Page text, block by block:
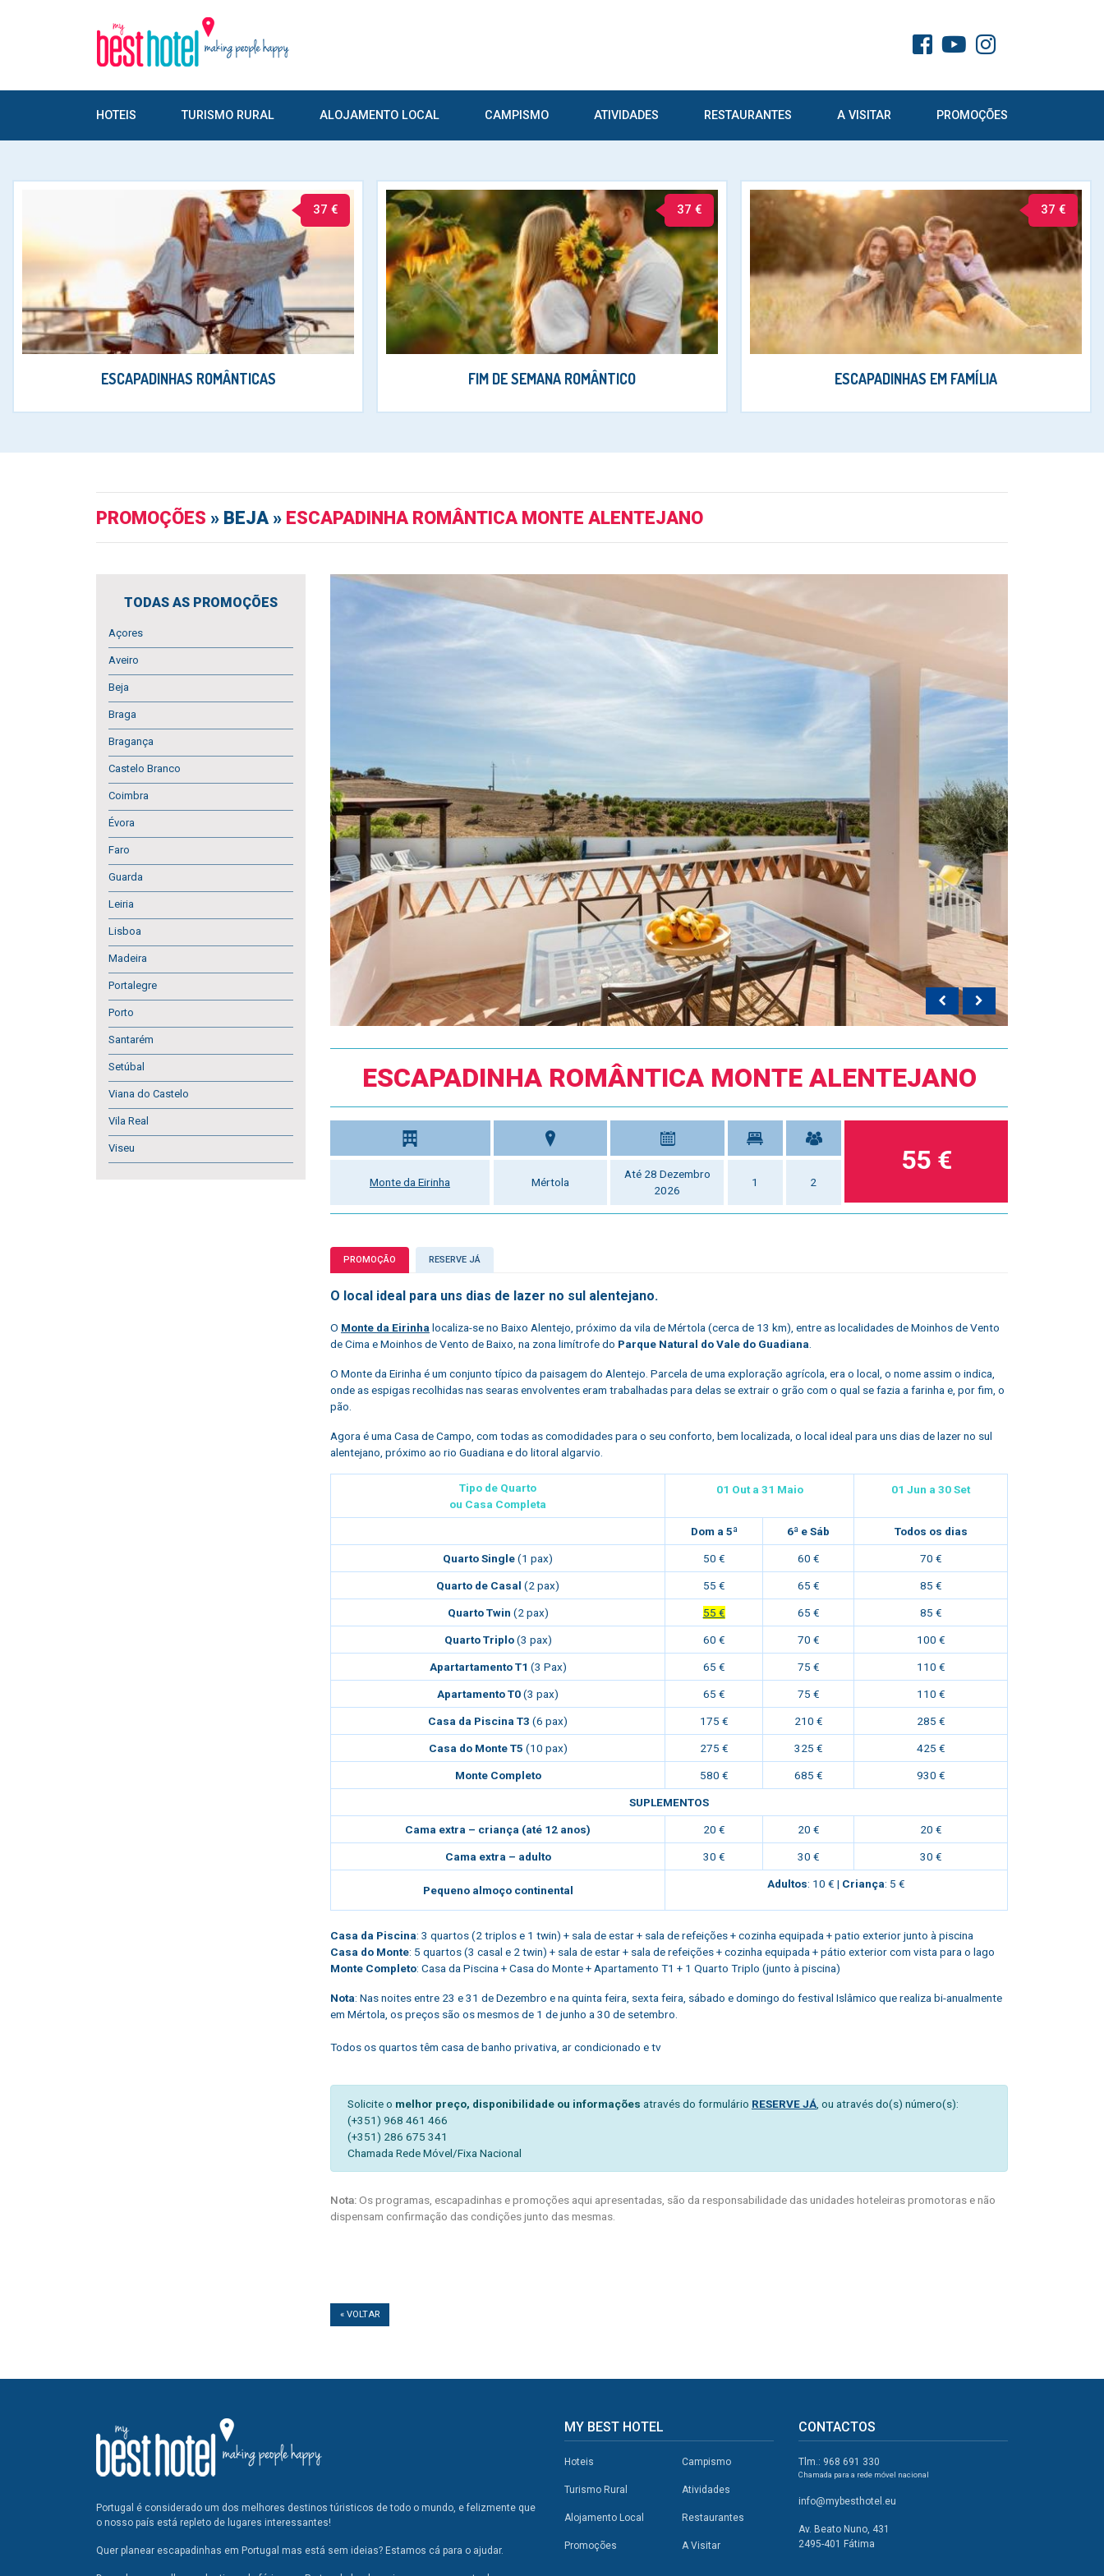
HOTEIS TURISMO RURAL ALOJAMENTO LOCAL CAMPISMO ATIVIDADES RESTAURANTES A VISITAR PROMOÇÕES
37 €
ESCAPADINHAS ROMÂNTICAS
37 €
FIM DE SEMANA ROMÂNTICO
37 €
ESCAPADINHAS EM FAMÍLIA
PROMOÇÕES » BEJA » ESCAPADINHA ROMÂNTICA MONTE ALENTEJANO
TODAS AS PROMOÇÕES
Açores
Aveiro
Beja
Braga
Bragança
Castelo Branco
Coimbra
Évora
Faro
Guarda
Leiria
Lisboa
Madeira
Portalegre
Porto
Santarém
Setúbal
Viana do Castelo
Vila Real
Viseu
ESCAPADINHA ROMÂNTICA MONTE ALENTEJANO
Monte da Eirinha Mértola
Até 28 Dezembro
2026
1 2
55 €
PROMOÇÃO RESERVE JÁ
O local ideal para uns dias de lazer no sul alentejano.
O Monte da Eirinha localiza-se no Baixo Alentejo, próximo da vila de Mértola (cerca de 13 km), entre as localidades de Moinhos de Vento
de Cima e Moinhos de Vento de Baixo, na zona limítrofe do Parque Natural do Vale do Guadiana.
O Monte da Eirinha é um conjunto típico da paisagem do Alentejo. Parcela de uma exploração agrícola, era o local, o nome assim o indica,
onde as espigas recolhidas nas searas envolventes eram trabalhadas para delas se extrair o grão com o qual se fazia a farinha e, por fim, o
pão.
Agora é uma Casa de Campo, com todas as comodidades para o seu conforto, bem localizada, o local ideal para uns dias de lazer no sul
alentejano, próximo ao rio Guadiana e do litoral algarvio.
Tipo de Quarto
ou Casa Completa
01 Out a 31 Maio 01 Jun a 30Set
Dom a 5ª 6ª e Sáb Todos os dias
Quarto Single(1 pax) 50 € 60 € 70 €
Quarto de Casal (2 pax) 55 € 65 € 85 €
Quarto Twin (2 pax) 55 € 65 € 85 €
Quarto Triplo(3 pax) 60 € 70 € 100 €
Apartartamento T1 (3 Pax) 65 € 75 € 110 €
Apartamento T0(3 pax) 65 € 75 € 110 €
Casa da Piscina T3 (6 pax) 175 € 210 € 285 €
Casa do Monte T5 (10 pax) 275 € 325 € 425 €
Monte Completo 580 € 685 € 930 €
SUPLEMENTOS
Cama extra – criança (até 12 anos) 20 € 20 € 20 €
Cama extra – adulto 30 € 30 € 30 €
Pequeno almoço continental Adultos: 10 € | Criança: 5 €
Casa da Piscina: 3 quartos (2 triplos e 1 twin) + sala de estar + sala de refeições + cozinha equipada + patio exterior junto à piscina
Casa do Monte: 5 quartos (3 casal e 2 twin) + sala de estar + sala de refeições + cozinha equipada + pátio exterior com vista para o lago
Monte Completo: Casa da Piscina + Casa do Monte + Apartamento T1 + 1 Quarto Triplo (junto à piscina)
Nota: Nas noites entre 23 e 31 de Dezembro e na quinta feira, sexta feira, sábado e domingo do festival Islâmico que realiza bi-anualmente
em Mértola, os preços são os mesmos de 1 de junho a 30 de setembro.
Todos os quartos têm casa de banho privativa, ar condicionado e tv
Solicite o melhor preço, disponibilidade ou informações através do formulário RESERVE JÁ, ou através do(s) número(s):
(+351) 968 461 466
(+351) 286 675 341
Chamada Rede Móvel/Fixa Nacional
Nota:Os programas, escapadinhas e promoções aqui apresentadas, são da responsabilidade das unidades hoteleiras promotoras e não
dispensam confirmação das condições junto das mesmas.
« VOLTAR
Portugal é considerado um dos melhores destinos túristicos de todo o mundo, e felizmente que
o nosso país está repleto de lugares interessantes!
Quer planear escapadinhas em Portugal mas está sem ideias? Estamos cá para o ajudar.
MY BEST HOTEL
Hoteis
Turismo Rural
Alojamento Local
Promoções
Campismo
Atividades
Restaurantes
A Visitar
CONTACTOS
Tlm.: 968 691 330
Chamada para a rede móvel nacional
info@mybesthotel.eu
Av. Beato Nuno, 431
2495-401 Fátima